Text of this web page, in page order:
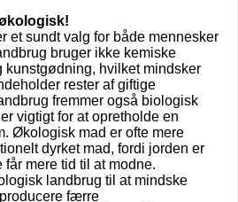
et sundt valg for både mennesker
bruger ikke kemiske
hvilket mindsker
rester af giftige
fremmer også biologisk
vigtigt for at opretholde en
Økologisk mad er ofte mere
dyrket mad, fordi jorden er
mere tid til at modne.
landbrug til at mindske
færre